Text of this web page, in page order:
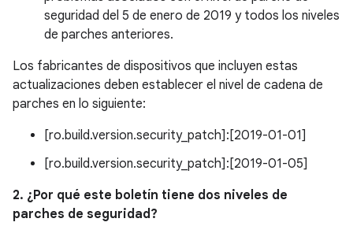
seguridad del 5 de enero de 2019 y todos los niveles
de parches anteriores.
Los fabricantes de dispositivos que incluyen estas
actualizaciones deben establecer el nivel de cadena de
parches en lo siguiente:
[ro.build.version.security_patch]:[2019-01-01]
[ro.build.version.security_patch]:[2019-01-05]
2. ¿Por qué este boletín tiene dos niveles de
parches de seguridad?